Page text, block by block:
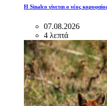
Η Sinalco γίνεται ο νέος
07.08.2026
4 λεπτά